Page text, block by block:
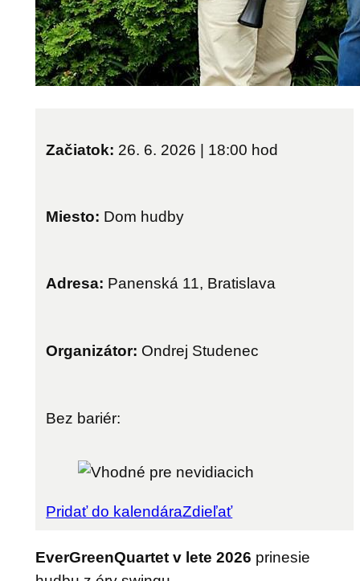
Začiatok: 26. 6. 2026 | 18:00 hod
Miesto: Dom hudby
Adresa: Panenská 11, Bratislava
Organizátor: Ondrej Studenec
Bez bariér:
Pridať do kalendáraZdieľať
EverGreenQuartet v lete 2026 prinesie